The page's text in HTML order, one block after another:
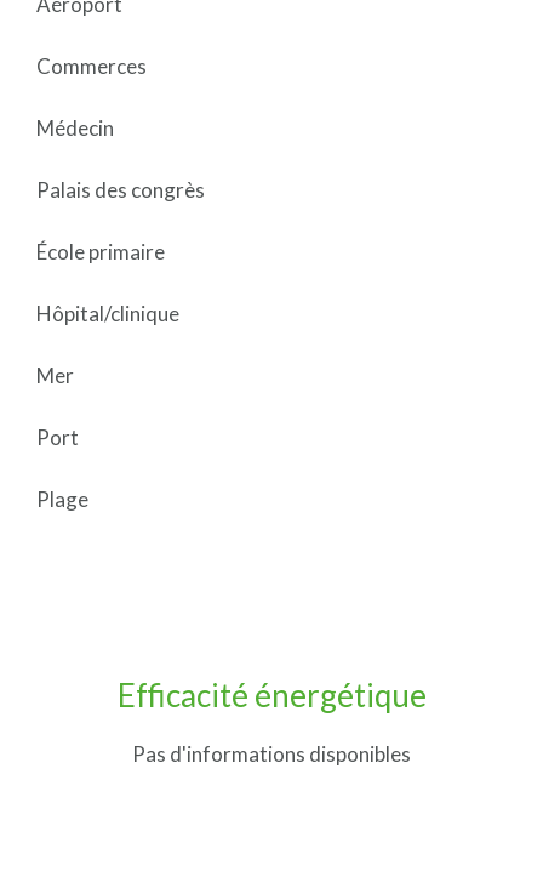
Commerces
Médecin
Palais des congrès
École primaire
Hôpital/clinique
Mer
Port
Plage
Efficacité énergétique
Pas d'informations disponibles